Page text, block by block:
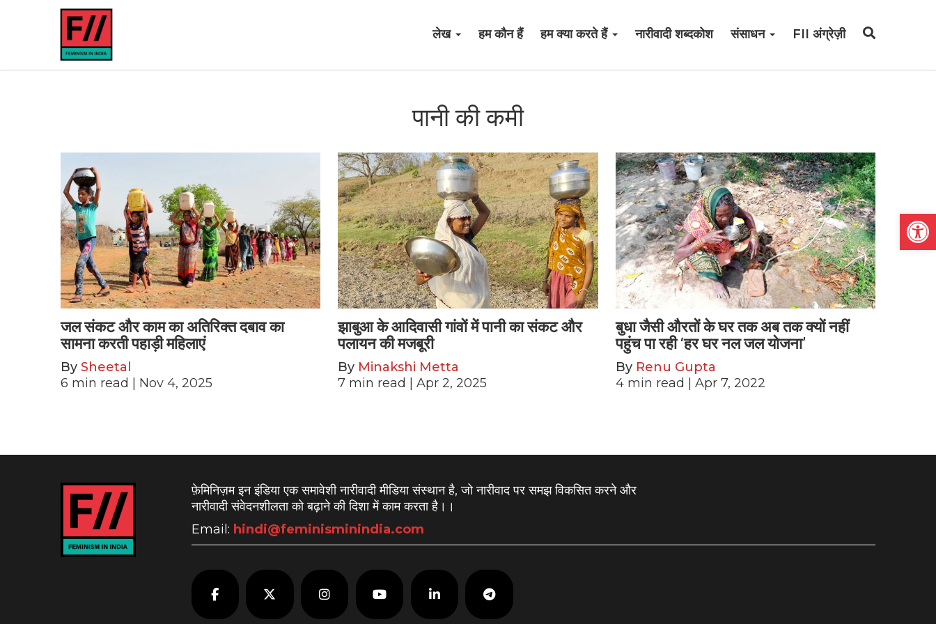
लेख हम कौन हैं हम क्या करते हैं नारीवादी शब्दकोश संसाधन FII अंग्रेज़ी
पानी की कमी
जल संकट और काम का अतिरिक्त दबाव का
सामना करती पहाड़ी महिलाएं
By Sheetal
6 min read | Nov 4, 2025
झाबुआ के आदिवासी गांवों में पानी का संकट और
पलायन की मजबूरी
By Minakshi Metta
7 min read | Apr 2, 2025
बुधा जैसी औरतों के घर तक अब तक क्यों नहीं
पहुंच पा रही ‘हर घर नल जल योजना’
By Renu Gupta
4 min read | Apr 7, 2022
फ़ेमिनिज़म इन इंडिया एक समावेशी नारीवादी मीडिया संस्थान है, जो नारीवाद पर समझ विकसित करने और
नारीवादी संवेदनशीलता को बढ़ाने की दिशा में काम करता है। ।
Email: hindi@feminisminindia.com